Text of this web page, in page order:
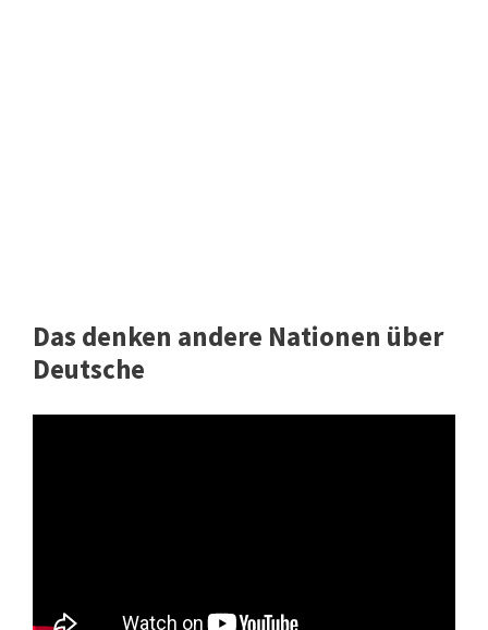
Das denken andere Nationen über
Deutsche